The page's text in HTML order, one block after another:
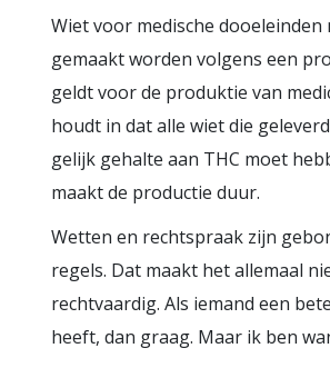
Wiet voor medische dooeleinden
gemaakt worden volgens een
geldt voor de produktie van
houdt in dat alle wiet die
gelijk gehalte aan THC moet
maakt de productie duur.
Wetten en rechtspraak zijn
regels. Dat maakt het allemaal
rechtvaardig. Als iemand een
heeft, dan graag. Maar ik ben